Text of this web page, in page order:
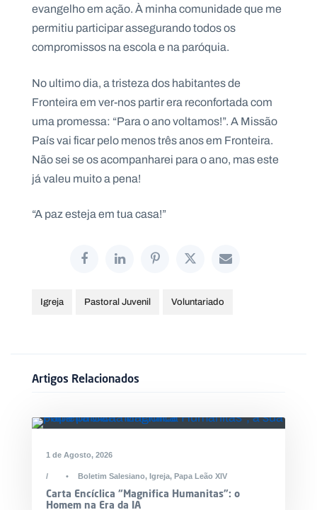
evangelho em ação. À minha comunidade que me
permitiu participar assegurando todos os
compromissos na escola e na paróquia.
No ultimo dia, a tristeza dos habitantes de
Fronteira em ver-nos partir era reconfortada com
uma promessa: “Para o ano voltamos!”. A Missão
País vai ficar pelo menos três anos em Fronteira.
Não sei se os acompanharei para o ano, mas este
já valeu muito a pena!
“A paz esteja em tua casa!”
Igreja Pastoral Juvenil Voluntariado
Artigos Relacionados
1 de Agosto, 2026
• Boletim Salesiano, Igreja, Papa Leão XIV
Carta Encíclica “Magnifica Humanitas”: o
Homem na Era da IA